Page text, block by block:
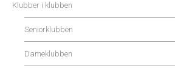
Klubber i klubben
Seniorklubben
Dameklubben